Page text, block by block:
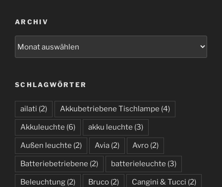
ARCHIV
i
v
SCHLAGWÖRTER
ailati (2) Akkubetriebene Tischlampe (4)
Akkuleuchte (6) akku leuchte (3)
Außen leuchte (2) Avia (2) Avro (2)
Batteriebetriebene (2) batterieleuchte (3)
Beleuchtung (2) Bruco (2) Cangini & Tucci (2)